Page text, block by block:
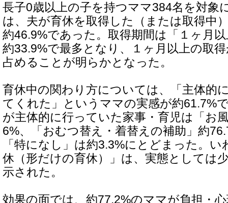
長子0歳以上の子を持つママ384名を対象
は、夫が育休を取得した（または取得中
約46.9%であった。取得期間は「１ヶ月
約33.9%で最多となり、１ヶ月以上の取
占めることが明らかとなった。
育休中の関わり方については、「主体的
てくれた」というママの実感が約61.7%
が主体的に行っていた家事・育児は「お
6%、「おむつ替え・着替えの補助」約
「特になし」は約3.3%にとどまった。
休（形だけの育休）」は、実態としては
示された。
効果の面では、約77.2%のママが負担・